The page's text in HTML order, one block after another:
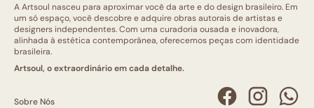
A Artsoul nasceu para aproximar você da arte e do design brasileiro. Em
um só espaço, você descobre e adquire obras autorais de artistas e
designers independentes. Com uma curadoria ousada e inovadora,
alinhada à estética contemporânea, oferecemos peças com identidade
brasileira.
Artsoul, o extraordinário em cada detalhe.
Sobre Nós